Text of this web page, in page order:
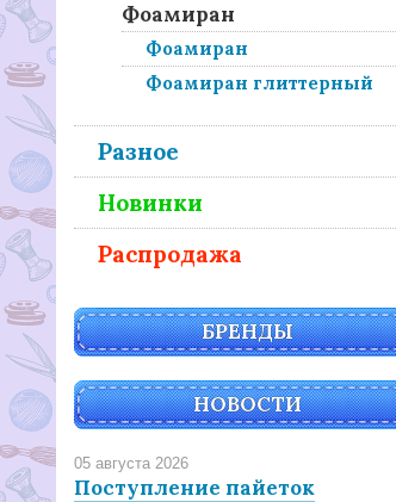
Фоамиран
Фоамиран
Фоамиран глиттерный
Разное
Новинки
Распродажа
БРЕНДЫ
НОВОСТИ
05 августа 2026
Поступление пайеток